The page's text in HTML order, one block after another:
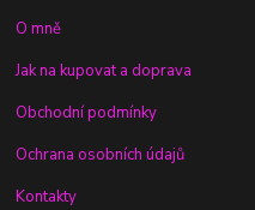
O mně
Jak na kupovat a doprava
Obchodní podmínky
Ochrana osobních údajů
Kontakty